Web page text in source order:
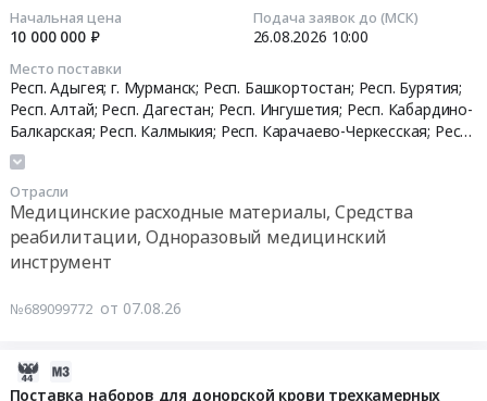
Начальная цена
10 000 000 ₽
Подача заявок до (МСК)
26.08.2026 10:00
Место поставки
Респ. Адыгея; г. Мурманск; Респ. Башкортостан; Респ. Бурятия;
Респ. Алтай; Респ. Дагестан; Респ. Ингушетия; Респ. Кабардино-
Балкарская; Респ. Калмыкия; Респ. Карачаево-Черкесская; Респ.
Карелия; Респ. Коми; Респ. Марий Эл; Респ. Мордовия; Респ.
Саха /Якутия/; Респ. Северная Осетия - Алания; Респ.
Татарстан; Респ. Тыва; Респ. Удмуртская; Респ. Хакасия; Респ.
Чеченская; Респ. Чувашская - Чувашия; Алтайский край;
Краснодарский край; Красноярский край; Приморский край;
Ставропольский край; Хабаровский край; Амурская обл;
Брянская обл; Владимирская обл; Волгоградская обл;
Камчатский край; Кемеровская обл; Кировская обл;
Костромская обл; Курганская обл; Курская обл; Ленинградская
Отрасли
Медицинские расходные материалы, Средства
реабилитации, Одноразовый медицинский
инструмент
№689099772 от 07.08.26
Поставка наборов для донорской крови трехкамерных